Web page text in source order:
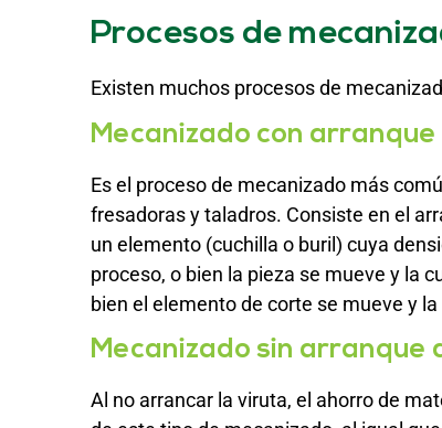
Procesos de
Existen muchos procesos de
Mecanizado con
Es el proceso de mecanizado más
fresadoras y taladros. Consiste en el
un elemento (cuchilla o buril) cuya
proceso, o bien la pieza se mueve y la
bien el elemento de corte se mueve y
Mecanizado sin arranque
Al no arrancar la viruta, el ahorro de